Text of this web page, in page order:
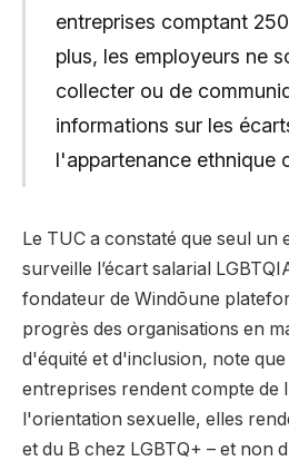
entreprises comptant
plus, les employeurs ne
collecter ou de
informations sur les
l'appartenance ethnique
Le TUC a constaté que seul un
surveille l’écart salarial
fondateur de Windōune
progrès des organisations en
d'équité et d'inclusion, note
entreprises rendent compte de
l'orientation sexuelle, elles
et du B chez LGBTQ+ – et non